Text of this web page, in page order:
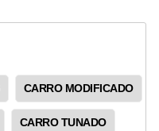
CARRO MODIFICADO
CARRO TUNADO